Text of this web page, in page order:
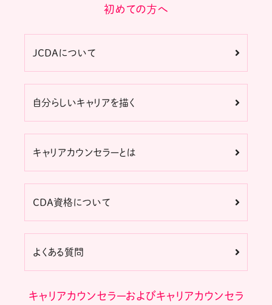
初めての方へ
JCDAについて
自分らしいキャリアを描く
キャリアカウンセラーとは
CDA資格について
よくある質問
キャリアカウンセラーおよびキャリアカウンセラ